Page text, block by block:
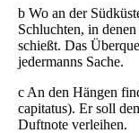
b Wo an der
Schluchten, in
schießt. Das
jedermanns Sache.
c An den Hängen
capitatus). Er soll
Duftnote verleihen.